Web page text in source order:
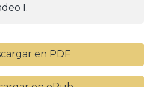
I.
en PDF